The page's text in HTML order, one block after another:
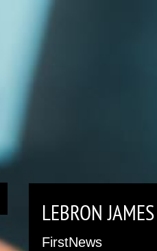
LEBRON
FirstNews